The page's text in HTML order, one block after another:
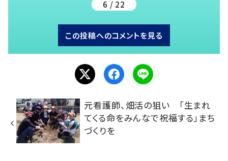
6 / 22
この投稿へのコメントを見る
元看護師、畑活の狙い 「生まれ
てくる命をみんなで祝福する」まち
づくりを